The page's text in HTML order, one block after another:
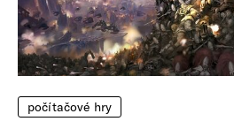
počítačové hry